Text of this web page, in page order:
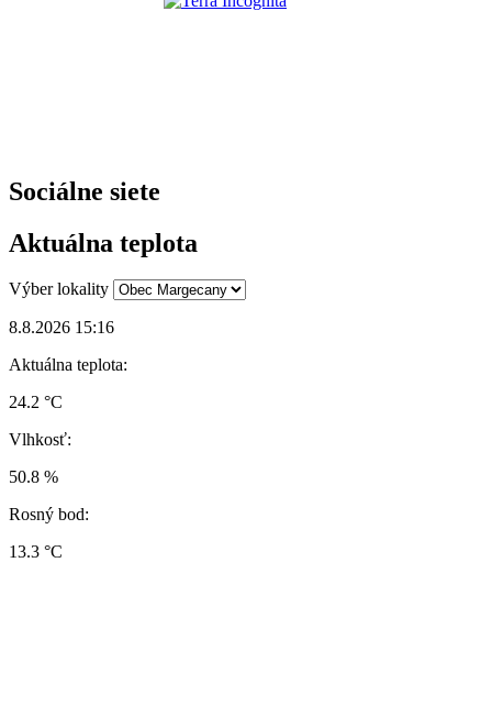
Sociálne siete
Aktuálna teplota
Výber lokality
8.8.2026 15:16
Aktuálna teplota:
24.2 °C
Vlhkosť:
50.8 %
Rosný bod:
13.3 °C